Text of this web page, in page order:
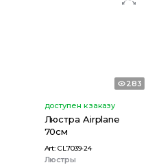
283
доступен к заказу
Люстра Airplane
70см
Art: CL7039-24
Люстры